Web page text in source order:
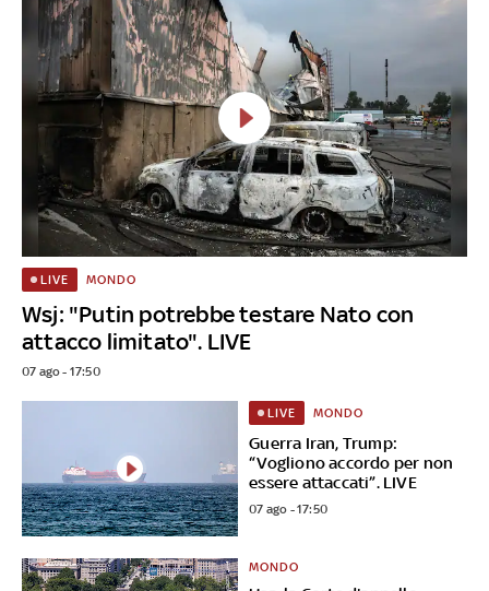
Wsj: "Putin potrebbe testare Nato con
attacco limitato". LIVE
LIVE MONDO
07 ago - 17:50
Guerra Iran, Trump:
“Vogliono accordo per non
essere attaccati”. LIVE
LIVE MONDO
07 ago - 17:50
MONDO